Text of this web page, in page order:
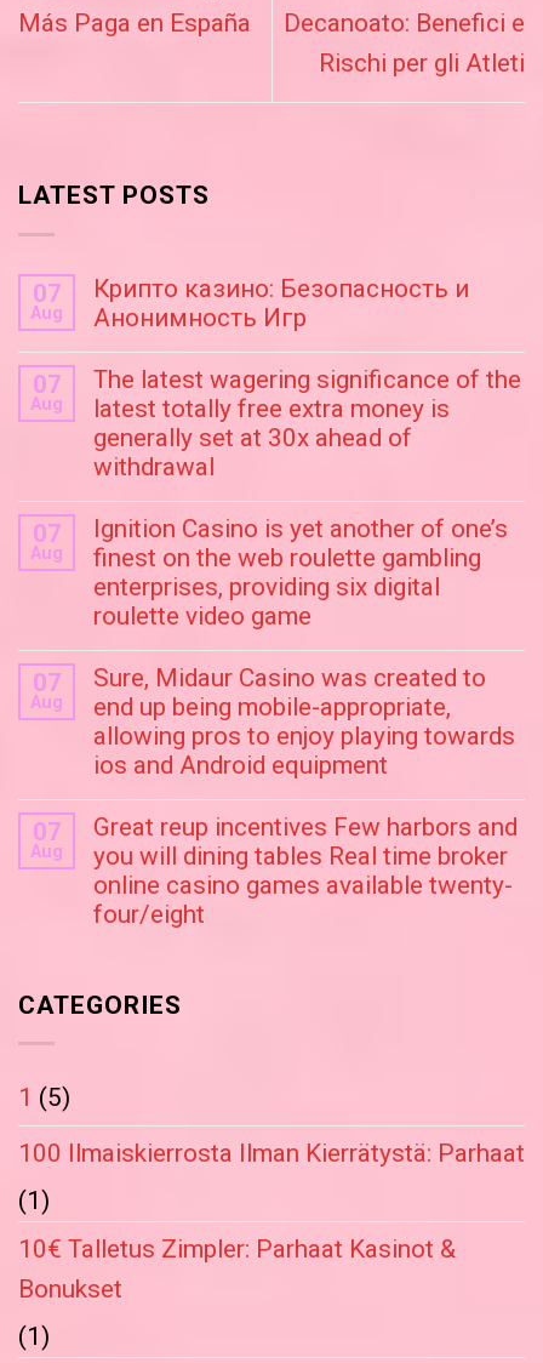
Más Paga en España
Decanoato: Benefici e
Rischi per gli Atleti
LATEST POSTS
07
Aug
Крипто казино: Безопасность и
Анонимность Игр
07
Aug
The latest wagering significance of the
latest totally free extra money is
generally set at 30x ahead of
withdrawal
07
Aug
Ignition Casino is yet another of one’s
finest on the web roulette gambling
enterprises, providing six digital
roulette video game
07
Aug
Sure, Midaur Casino was created to
end up being mobile-appropriate,
allowing pros to enjoy playing towards
ios and Android equipment
07
Aug
Great reup incentives Few harbors and
you will dining tables Real time broker
online casino games available twenty-
four/eight
CATEGORIES
1 (5)
100 Ilmaiskierrosta Ilman Kierrätystä: Parhaat
(1)
10€ Talletus Zimpler: Parhaat Kasinot &
Bonukset
(1)